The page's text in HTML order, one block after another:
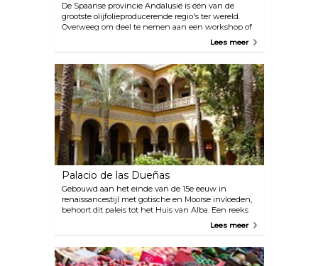
De Spaanse provincie Andalusië is één van de
grootste olijfolieproducerende regio's ter wereld.
Overweeg om deel te nemen aan een workshop of
proeverij waarbij de olie centraal staat, en leer meer
Olive Oil Workshop www.theoliveoilworkshop.com
alexis@theoliveoilworkshop.com +34 687 224 928
Pure Andalusia www.pureandalusia.com
info@pureandalusia.com +34 637 531 002
Lees meer
Palacio de las Dueñas
Gebouwd aan het einde van de 15e eeuw in
renaissancestijl met gotische en Moorse invloeden,
behoort dit paleis tot het Huis van Alba. Een reeks
sierlijke binnenplaatsen en kloosters gecombineerd
met een indrukwekkende kunstcollectie maken dit
Sevilla. De tentoongestelde kunst varieert van
Romeinse sculpturen tot antiek keramiek tot
Lees meer